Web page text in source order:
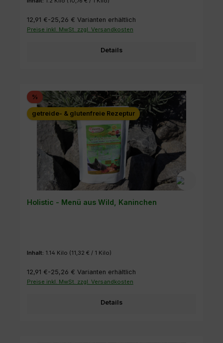
12,91 €-25,26 € Varianten erhältlich
Preise inkl. MwSt. zzgl. Versandkosten
Details
%Rabatt
getreide- & glutenfreie Rezeptur
Holistic - Menü aus Wild, Kaninchen
Inhalt: 1.14 Kilo (11,32 € / 1 Kilo)
12,91 €-25,26 € Varianten erhältlich
Preise inkl. MwSt. zzgl. Versandkosten
Details